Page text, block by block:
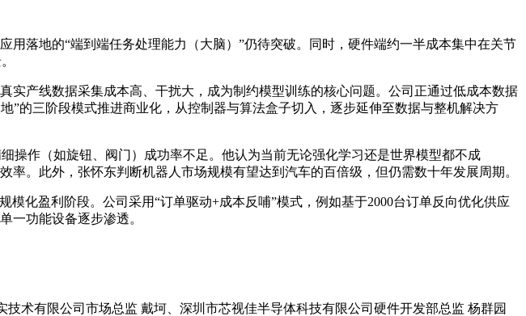
落地的“端到端任务处理能力（大脑）”仍待突破。同时，硬件端约一半成本集中在关节
产线数据采集成本高、干扰大，成为制约模型训练的核心问题。公司正通过低成本数据
的三阶段模式推进商业化，从控制器与算法盒子切入，逐步延伸至数据与整机解决方
操作（如旋钮、阀门）成功率不足。他认为当前无论强化学习还是世界模型都不成
。此外，张怀东判断机器人市场规模有望达到汽车的百倍级，但仍需数十年发展周期。
化盈利阶段。公司采用“订单驱动+成本反哺”模式，例如基于2000台订单反向优化供应
一功能设备逐步渗透。
术有限公司市场总监 戴坷、深圳市芯视佳半导体科技有限公司硬件开发部总监 杨群园